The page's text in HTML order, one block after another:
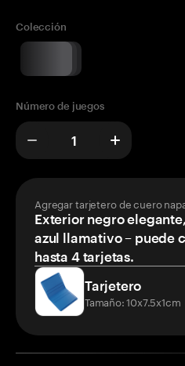
Colección
Número de juegos
Agregar tarjetero de cuero
Exterior negro
azul llamativo – puede
hasta 4 tarjetas.
Tarjetero
Tamaño: 10x7.5x1cm